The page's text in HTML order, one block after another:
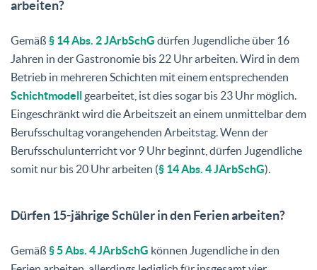
arbeiten?
Gemäß § 14 Abs. 2 JArbSchG dürfen Jugendliche über 16
Jahren in der Gastronomie bis 22 Uhr arbeiten. Wird in dem
Betrieb in mehreren Schichten mit einem entsprechenden
Schichtmodellgearbeitet, ist dies sogar bis 23 Uhr möglich.
Eingeschränkt wird die Arbeitszeit an einem unmittelbar dem
Berufsschultag vorangehenden Arbeitstag. Wenn der
Berufsschulunterricht vor 9 Uhr beginnt, dürfen Jugendliche
somit nur bis 20 Uhr arbeiten (§ 14 Abs. 4 JArbSchG).
Dürfen 15-jährige Schüler in den Ferien arbeiten?
Gemäß § 5 Abs. 4 JArbSchG können Jugendliche in den